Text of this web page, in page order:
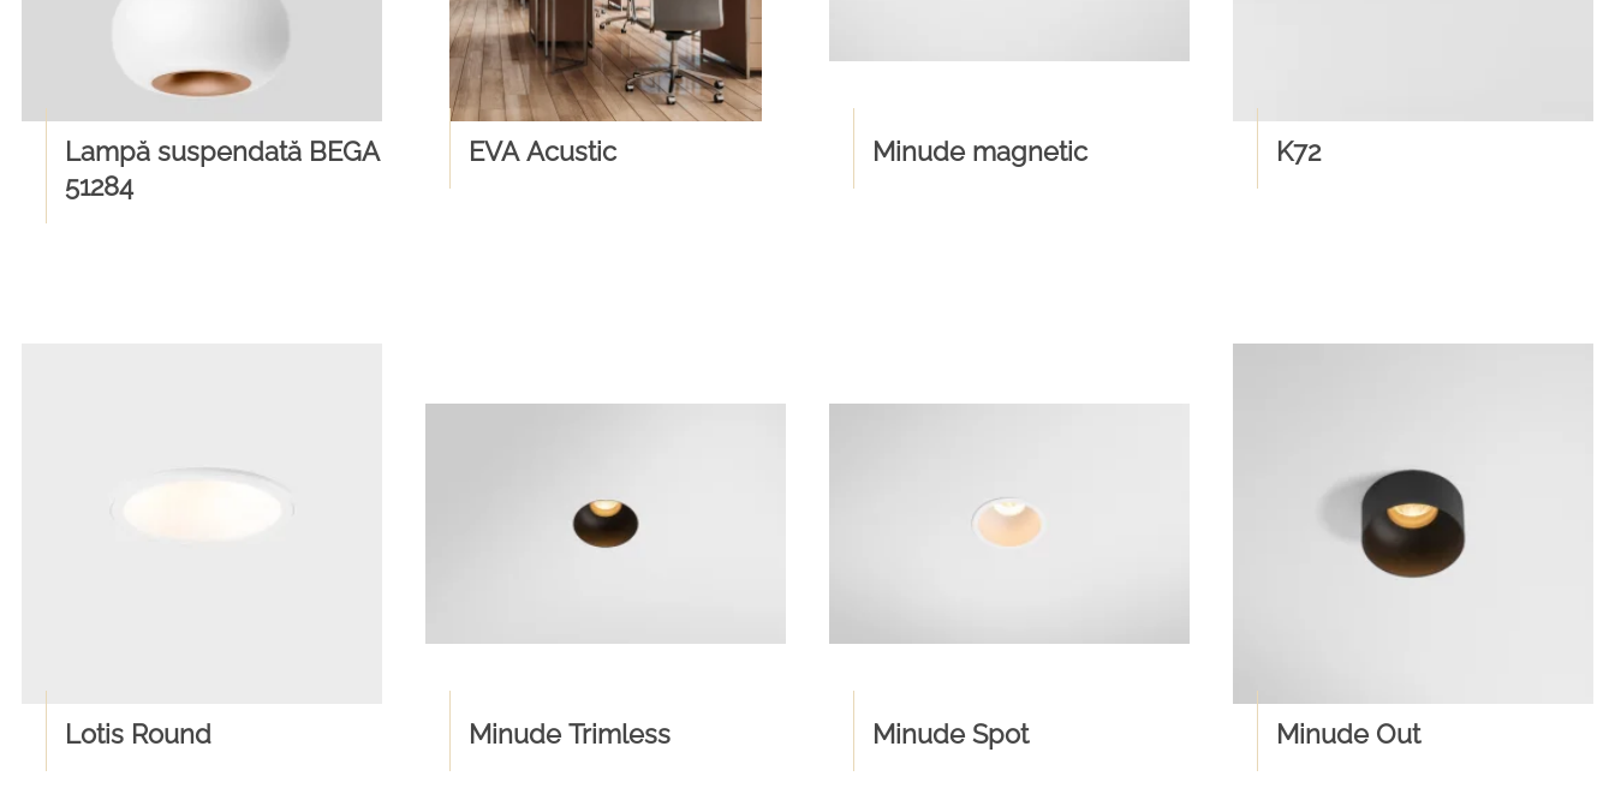
Lampă suspendată BEGA
51284
EVA Acustic Minude magnetic K72
Lotis Round Minude Trimless Minude Spot Minude Out